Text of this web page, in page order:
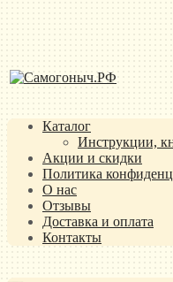
Каталог
Инструкции,
Акции и скидки
Политика
О нас
Отзывы
Доставка и оплата
Контакты